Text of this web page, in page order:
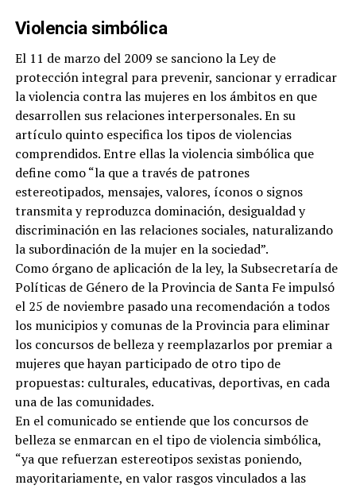
Violencia simbólica
El 11 de marzo del 2009 se sanciono la Ley de
protección integral para prevenir, sancionar y erradicar
la violencia contra las mujeres en los ámbitos en que
desarrollen sus relaciones interpersonales. En su
artículo quinto especifica los tipos de violencias
comprendidos. Entre ellas la violencia simbólica que
define como “la que a través de patrones
estereotipados, mensajes, valores, íconos o signos
transmita y reproduzca dominación, desigualdad y
discriminación en las relaciones sociales, naturalizando
la subordinación de la mujer en la sociedad”.
Como órgano de aplicación de la ley, la Subsecretaría de
Políticas de Género de la Provincia de Santa Fe impulsó
el 25 de noviembre pasado una recomendación a todos
los municipios y comunas de la Provincia para eliminar
los concursos de belleza y reemplazarlos por premiar a
mujeres que hayan participado de otro tipo de
propuestas: culturales, educativas, deportivas, en cada
una de las comunidades.
En el comunicado se entiende que los concursos de
belleza se enmarcan en el tipo de violencia simbólica,
“ya que refuerzan estereotipos sexistas poniendo,
mayoritariamente, en valor rasgos vinculados a las